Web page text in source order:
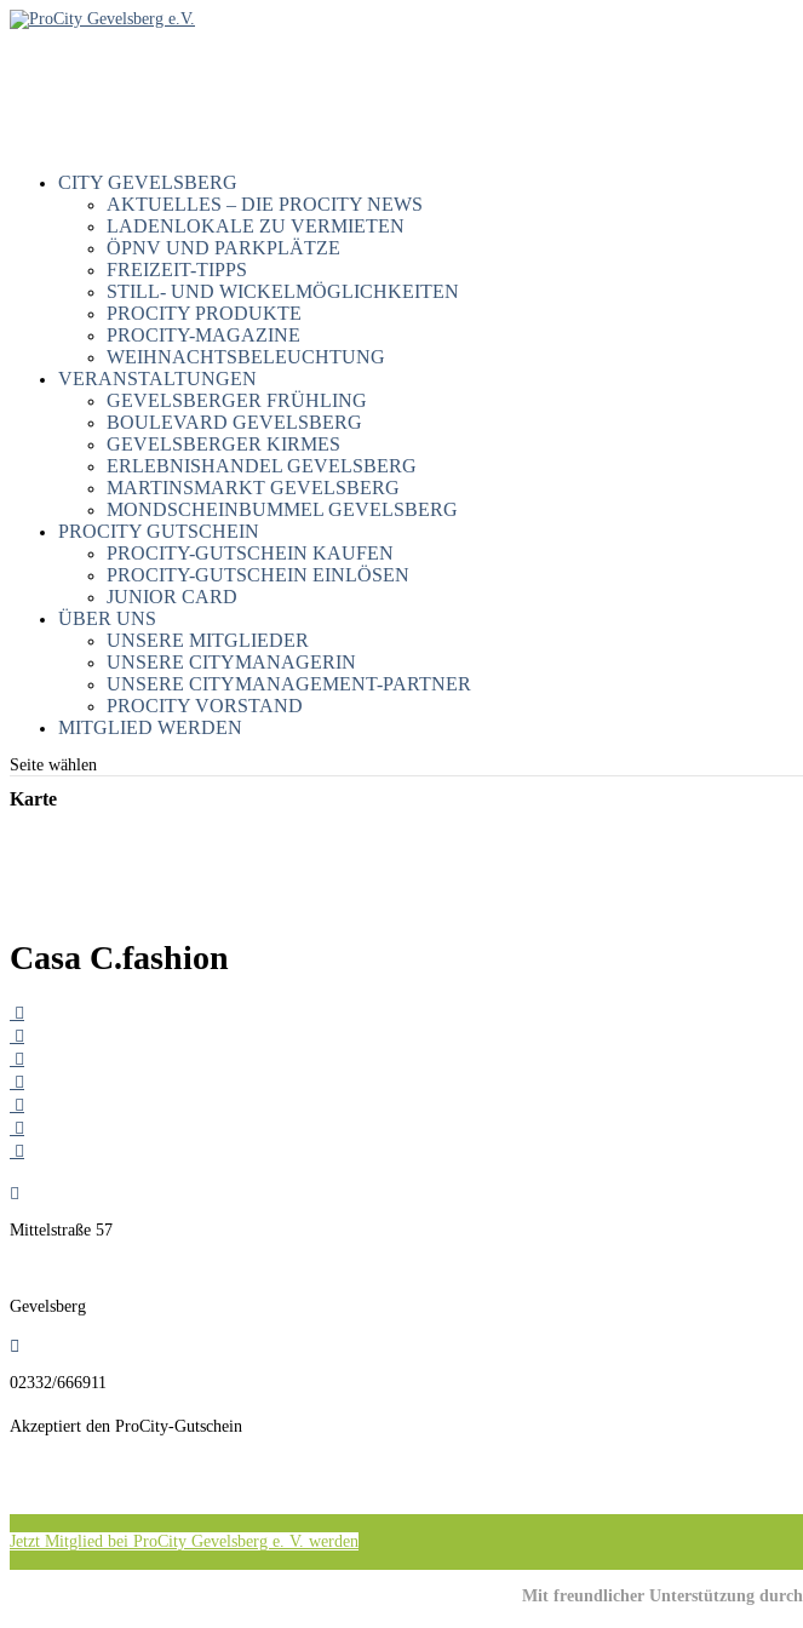
CITY GEVELSBERG
AKTUELLES – DIE PROCITY NEWS
LADENLOKALE ZU VERMIETEN
ÖPNV UND PARKPLÄTZE
FREIZEIT-TIPPS
STILL- UND WICKELMÖGLICHKEITEN
PROCITY PRODUKTE
PROCITY-MAGAZINE
WEIHNACHTSBELEUCHTUNG
VERANSTALTUNGEN
GEVELSBERGER FRÜHLING
BOULEVARD GEVELSBERG
GEVELSBERGER KIRMES
ERLEBNISHANDEL GEVELSBERG
MARTINSMARKT GEVELSBERG
MONDSCHEINBUMMEL GEVELSBERG
PROCITY GUTSCHEIN
PROCITY-GUTSCHEIN KAUFEN
PROCITY-GUTSCHEIN EINLÖSEN
JUNIOR CARD
ÜBER UNS
UNSERE MITGLIEDER
UNSERE CITYMANAGERIN
UNSERE CITYMANAGEMENT-PARTNER
PROCITY VORSTAND
MITGLIED WERDEN
Seite wählen
Karte
Casa C.fashion
Mittelstraße 57
Gevelsberg
02332/666911
Akzeptiert den ProCity-Gutschein
Jetzt Mitglied bei ProCity Gevelsberg e. V. werden
Mit freundlicher Unterstützung durch